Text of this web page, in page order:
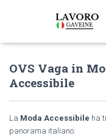
OVS Vaga in
Accessibile
La Moda Accessibile ha
panorama italiano.